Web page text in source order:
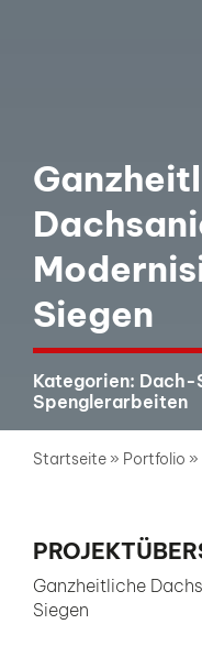
Siegen
Kategorien: Dach-
Spenglerarbeiten
Startseite» Portfolio »
Ganzheitliche
Siegen